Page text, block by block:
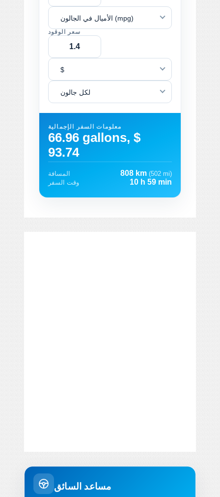
الأميال في الجالون (mpg)
سعر الوقود
$
لكل جالون
معلومات السفر الإجمالية
66.96 gallons, $
93.74
المسافة 808 km (502 mi)
وقت السفر
10 h 59 min
مساعد السائق